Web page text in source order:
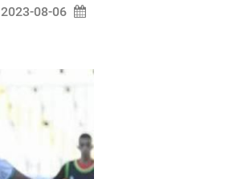
2023-08-06 04:57:11